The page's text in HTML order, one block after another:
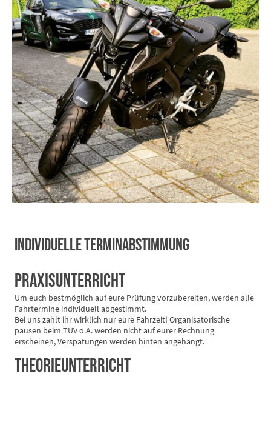
INDIVIDUELLE TERMINABSTIMMUNG
Praxisunterricht
Um euch bestmöglich auf eure Prüfung vorzubereiten, werden alle
Fahrtermine individuell abgestimmt.
Bei uns zahlt ihr wirklich nur eure Fahrzeit! Organisatorische
pausen beim TÜV o.Ä. werden nicht auf eurer Rechnung
erscheinen, Verspätungen werden hinten angehängt.
Theorieunterricht